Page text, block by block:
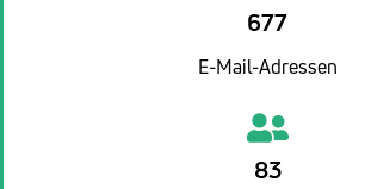
677
E-Mail-Adressen
83